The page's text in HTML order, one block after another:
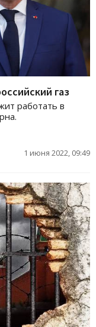
газ
работать в
1 июня 2022, 09:49